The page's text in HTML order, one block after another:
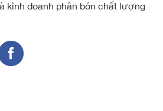
kinh doanh phân bón chất lượng